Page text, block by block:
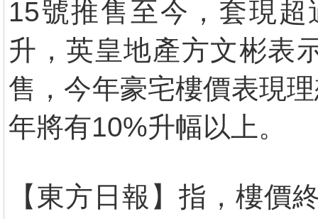
15號推售至今，套現
升，英皇地產方文彬表
售，今年豪宅樓價表現
年將有10%升幅以上。
【東方日報】指，樓價